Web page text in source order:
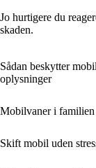
Jo hurtigere du
skaden.
Sådan beskytter
oplysninger
Mobilvaner i familien
Skift mobil uden